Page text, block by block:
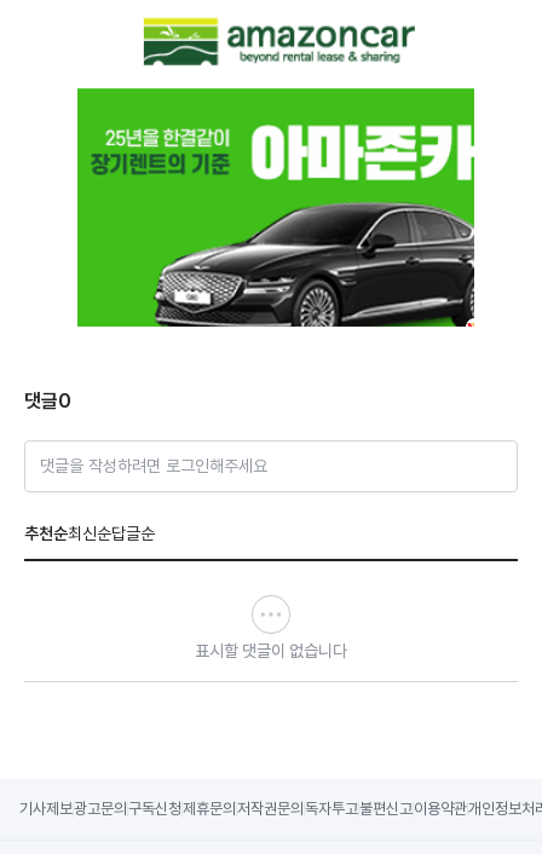
댓글0
댓글을 작성하려면 로그인해주세요
추천순최신순답글순
표시할 댓글이 없습니다
기사제보광고문의 구독신청제휴문의 저작권문의 독자투고불편신고이용약관개인정보처